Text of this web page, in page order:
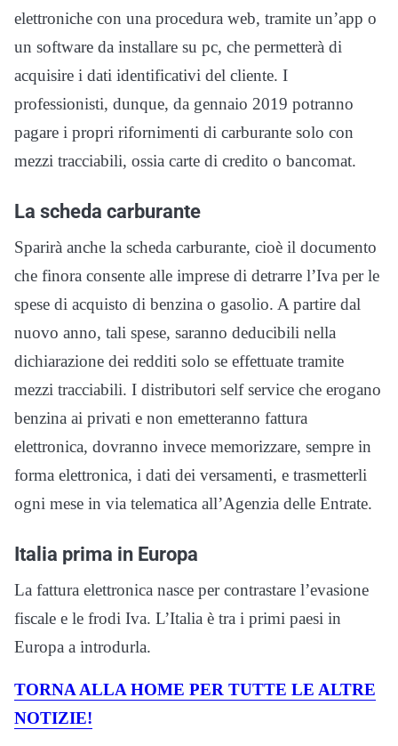
elettroniche con una procedura web, tramite un’app o
un software da installare su pc, che permetterà di
acquisire i dati identificativi del cliente. I
professionisti, dunque, da gennaio 2019 potranno
pagare i propri rifornimenti di carburante solo con
mezzi tracciabili, ossia carte di credito o bancomat.
La scheda carburante
Sparirà anche la scheda carburante, cioè il documento
che finora consente alle imprese di detrarre l’Iva per le
spese di acquisto di benzina o gasolio. A partire dal
nuovo anno, tali spese, saranno deducibili nella
dichiarazione dei redditi solo se effettuate tramite
mezzi tracciabili. I distributori self service che erogano
benzina ai privati e non emetteranno fattura
elettronica, dovranno invece memorizzare, sempre in
forma elettronica, i dati dei versamenti, e trasmetterli
ogni mese in via telematica all’Agenzia delle Entrate.
Italia prima in Europa
La fattura elettronica nasce per contrastare l’evasione
fiscale e le frodi Iva. L’Italia è tra i primi paesi in
Europa a introdurla.
TORNA ALLA HOME PER TUTTE LE ALTRE
NOTIZIE!